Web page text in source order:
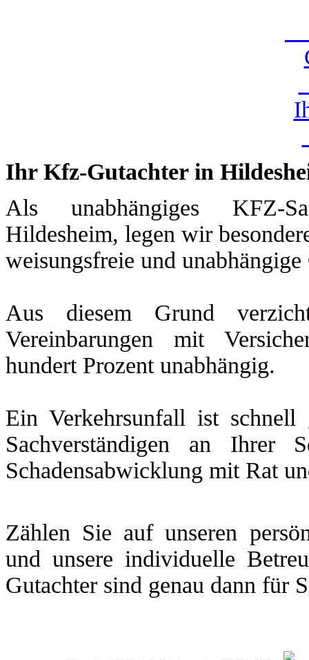
Ihr Kfz-Gutachter in
Als unabhängiges KFZ-
Hildesheim, legen wir
weisungsfreie und
Aus diesem Grund
Vereinbarungen mit
hundert Prozent unabhängig.
Ein Verkehrsunfall ist schnell
Sachverständigen an Ihrer
Schadensabwicklung mit Rat
Zählen Sie auf unseren
und unsere individuelle
Gutachter sind genau dann für